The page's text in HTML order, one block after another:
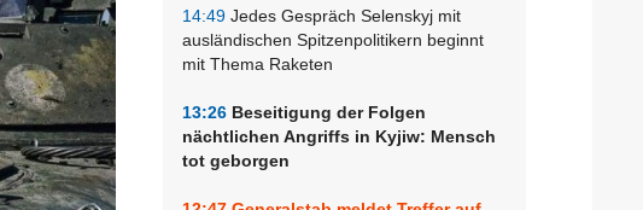
14:49 Jedes Gespräch Selenskyj mit
ausländischen Spitzenpolitikern beginnt
mit Thema Raketen
13:26 Beseitigung der Folgen
nächtlichen Angriffs in Kyjiw: Mensch
tot geborgen